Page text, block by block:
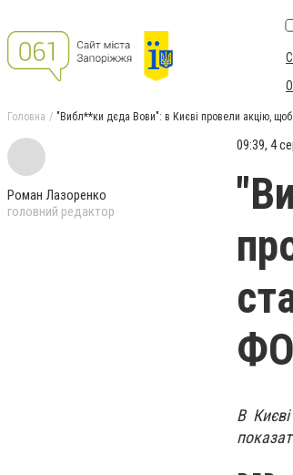
Головна "Вибл**ки дєда Вови": в Києві провели акцію,
Роман Лазоренко
головний редактор
09:39, 4
В